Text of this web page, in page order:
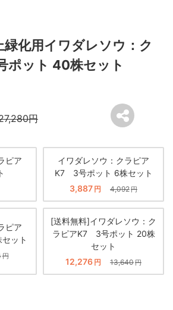
化用イワダレソウ：ク
ット 40株セット
円
ピア
イワダレソウ：クラピア
K7 3号ポット 6株セット
3,887 円 4,092円
ピア
ット
円
[送料無料]イワダレソウ：ク
ラピアK7 3号ポット 20株
セット
12,276 円 13,640円